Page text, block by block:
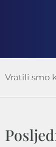
Vratili smo